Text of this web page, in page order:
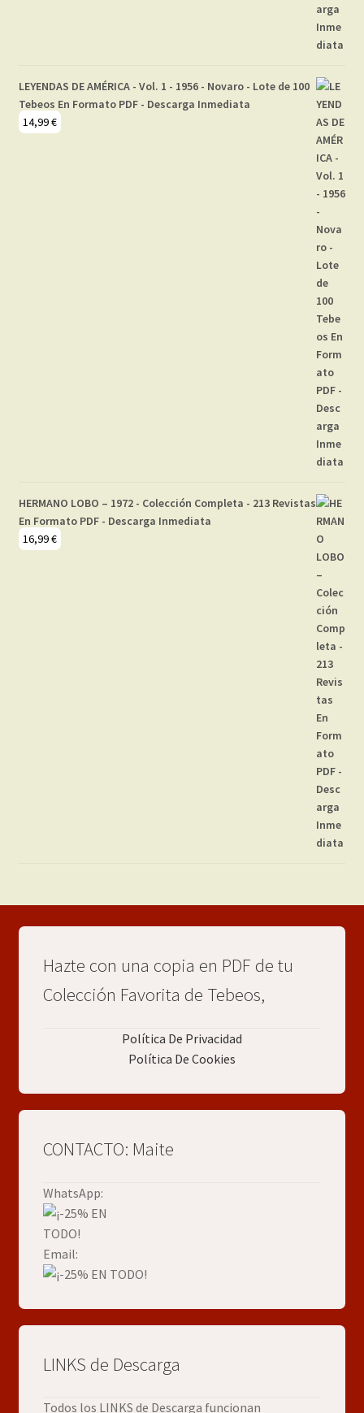
LEYENDAS DE AMÉRICA - Vol. 1 - 1956 - Novaro - Lote de 100
Tebeos En Formato PDF - Descarga Inmediata
14,99€
HERMANO LOBO – 1972 - Colección Completa - 213 Revistas
En Formato PDF - Descarga Inmediata
16,99€
Hazte con una copia en PDF de tu
Colección Favorita de Tebeos,
Política De Privacidad
Política De Cookies
CONTACTO: Maite
WhatsApp:
Email:
LINKS de Descarga
Todos los LINKS de Descarga funcionan